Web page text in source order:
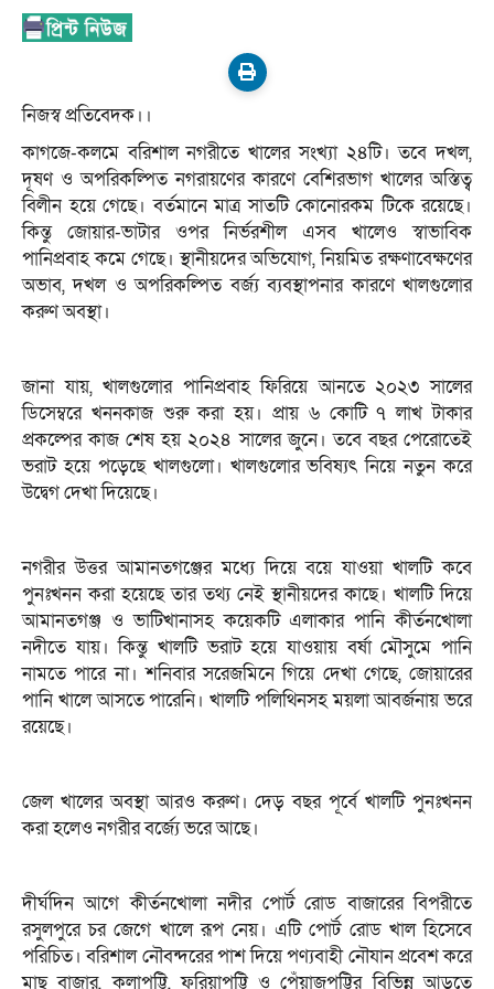
নিজস্ব প্রতিবেদক।।
কাগজে-কলমে বরিশাল নগরীতে খালের সংখ্যা ২৪টি। তবে দখল,
দূষণ ও অপরিকল্পিত নগরায়ণের কারণে বেশিরভাগ খালের অস্তিত্ব
বিলীন হয়ে গেছে। বর্তমানে মাত্র সাতটি কোনোরকম টিকে রয়েছে।
কিন্তু জোয়ার-ভাটার ওপর নির্ভরশীল এসব খালেও স্বাভাবিক
পানিপ্রবাহ কমে গেছে। স্থানীয়দের অভিযোগ, নিয়মিত রক্ষণাবেক্ষণের
অভাব, দখল ও অপরিকল্পিত বর্জ্য ব্যবস্থাপনার কারণে খালগুলোর
করুণ অবস্থা।
জানা যায়, খালগুলোর পানিপ্রবাহ ফিরিয়ে আনতে ২০২৩ সালের
ডিসেম্বরে খননকাজ শুরু করা হয়। প্রায় ৬ কোটি ৭ লাখ টাকার
প্রকল্পের কাজ শেষ হয় ২০২৪ সালের জুনে। তবে বছর পেরোতেই
ভরাট হয়ে পড়েছে খালগুলো। খালগুলোর ভবিষ্যৎ নিয়ে নতুন করে
উদ্বেগ দেখা দিয়েছে।
নগরীর উত্তর আমানতগঞ্জের মধ্যে দিয়ে বয়ে যাওয়া খালটি কবে
পুনঃখনন করা হয়েছে তার তথ্য নেই স্থানীয়দের কাছে। খালটি দিয়ে
আমানতগঞ্জ ও ভাটিখানাসহ কয়েকটি এলাকার পানি কীর্তনখোলা
নদীতে যায়। কিন্তু খালটি ভরাট হয়ে যাওয়ায় বর্ষা মৌসুমে পানি
নামতে পারে না। শনিবার সরেজমিনে গিয়ে দেখা গেছে, জোয়ারের
পানি খালে আসতে পারেনি। খালটি পলিথিনসহ ময়লা আবর্জনায় ভরে
রয়েছে।
জেল খালের অবস্থা আরও করুণ। দেড় বছর পূর্বে খালটি পুনঃখনন
করা হলেও নগরীর বর্জ্যে ভরে আছে।
দীর্ঘদিন আগে কীর্তনখোলা নদীর পোর্ট রোড বাজারের বিপরীতে
রসুলপুরে চর জেগে খালে রূপ নেয়। এটি পোর্ট রোড খাল হিসেবে
পরিচিত। বরিশাল নৌবন্দরের পাশ দিয়ে পণ্যবাহী নৌযান প্রবেশ করে
মাছ বাজার, কলাপট্টি, ফরিয়াপট্টি ও পেঁয়াজপট্টির বিভিন্ন আড়তে